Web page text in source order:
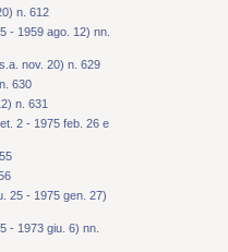
n. 612
- 1959 ago. 12) nn.
nov. 20) n. 629
630
n. 631
2 - 1975 feb. 26 e
25 - 1975 gen. 27)
- 1973 giu. 6) nn.